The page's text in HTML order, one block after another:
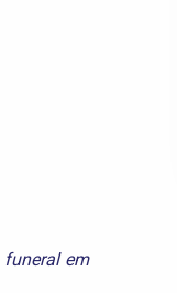
funeral em